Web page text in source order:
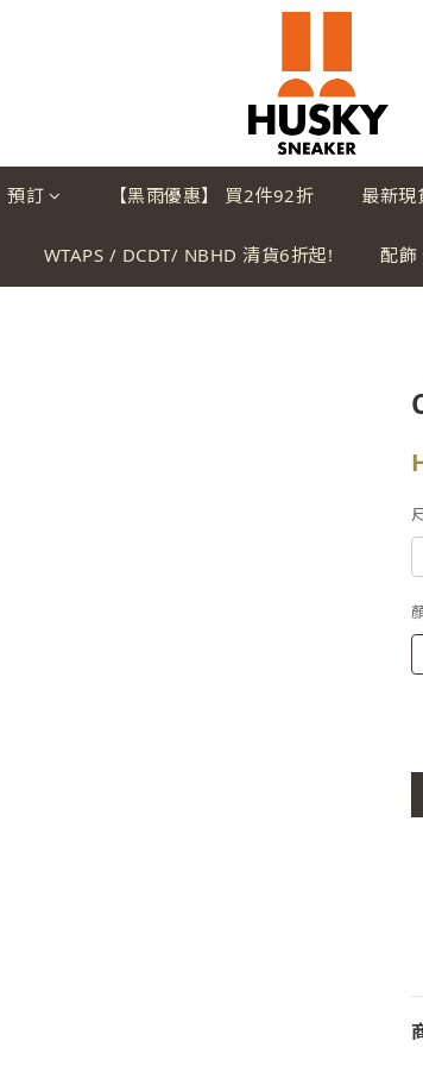
預訂 【黑雨優惠】 買2件92折 最新現
WTAPS / DCDT/ NBHD 清貨6折起! 配飾